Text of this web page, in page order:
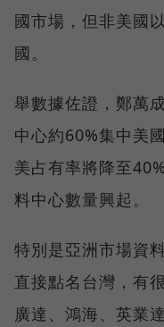
國市場，但非美國
國。
舉數據佐證，鄭萬
中心約60%集中美
美占有率將降至
料中心數量興起。
特別是亞洲市場資
直接點名台灣，有
廣達、鴻海、英業